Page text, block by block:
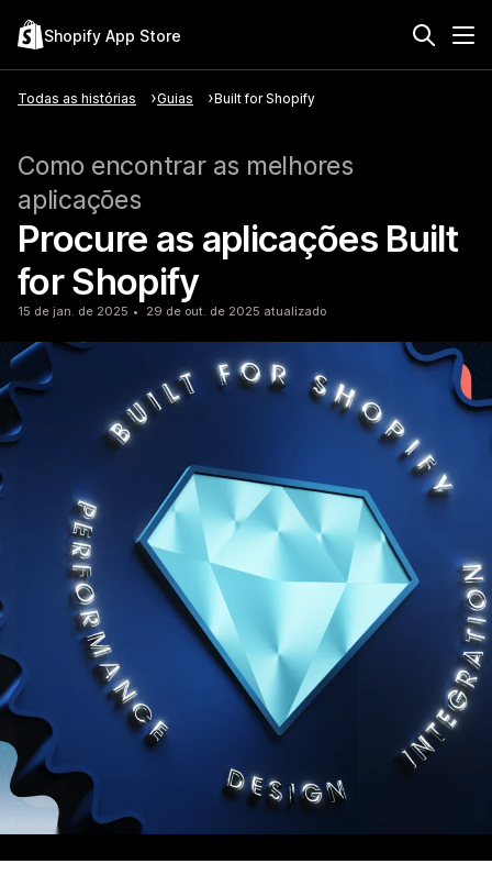
Shopify App Store
Todas as histórias Guias Built for Shopify
Como encontrar as melhores
aplicações
Procure as aplicações Built
for Shopify
15 de jan. de 2025 29 de out. de 2025 atualizado